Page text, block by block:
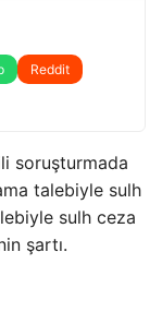
Reddit
soruşturmada
talebiyle sulh
sulh ceza
şartı.